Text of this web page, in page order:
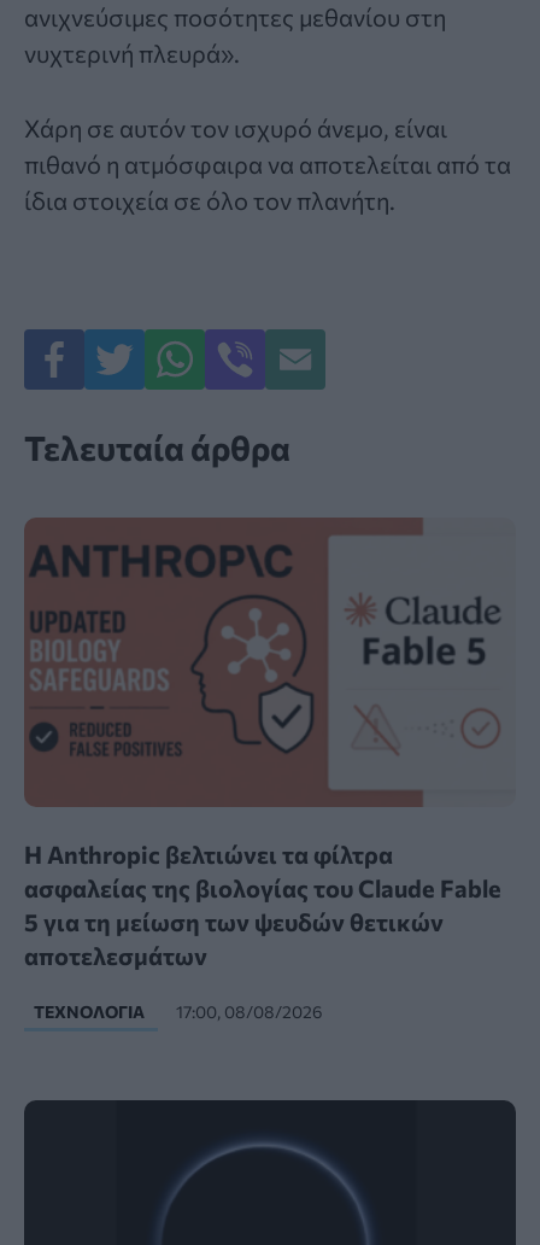
ανιχνεύσιμες ποσότητες μεθανίου στη
νυχτερινή πλευρά».
Χάρη σε αυτόν τον ισχυρό άνεμο, είναι
πιθανό η ατμόσφαιρα να αποτελείται από τα
ίδια στοιχεία σε όλο τον πλανήτη.
Τελευταία άρθρα
Η Anthropic βελτιώνει τα φίλτρα
ασφαλείας της βιολογίας του Claude Fable
5 για τη μείωση των ψευδών θετικών
αποτελεσμάτων
ΤΕΧΝΟΛΟΓΊΑ 17:00, 08/08/2026